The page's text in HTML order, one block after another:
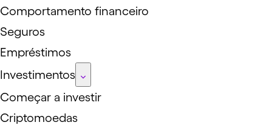
Comportamento financeiro
Seguros
Empréstimos
Investimentos
Começar a investir
Criptomoedas